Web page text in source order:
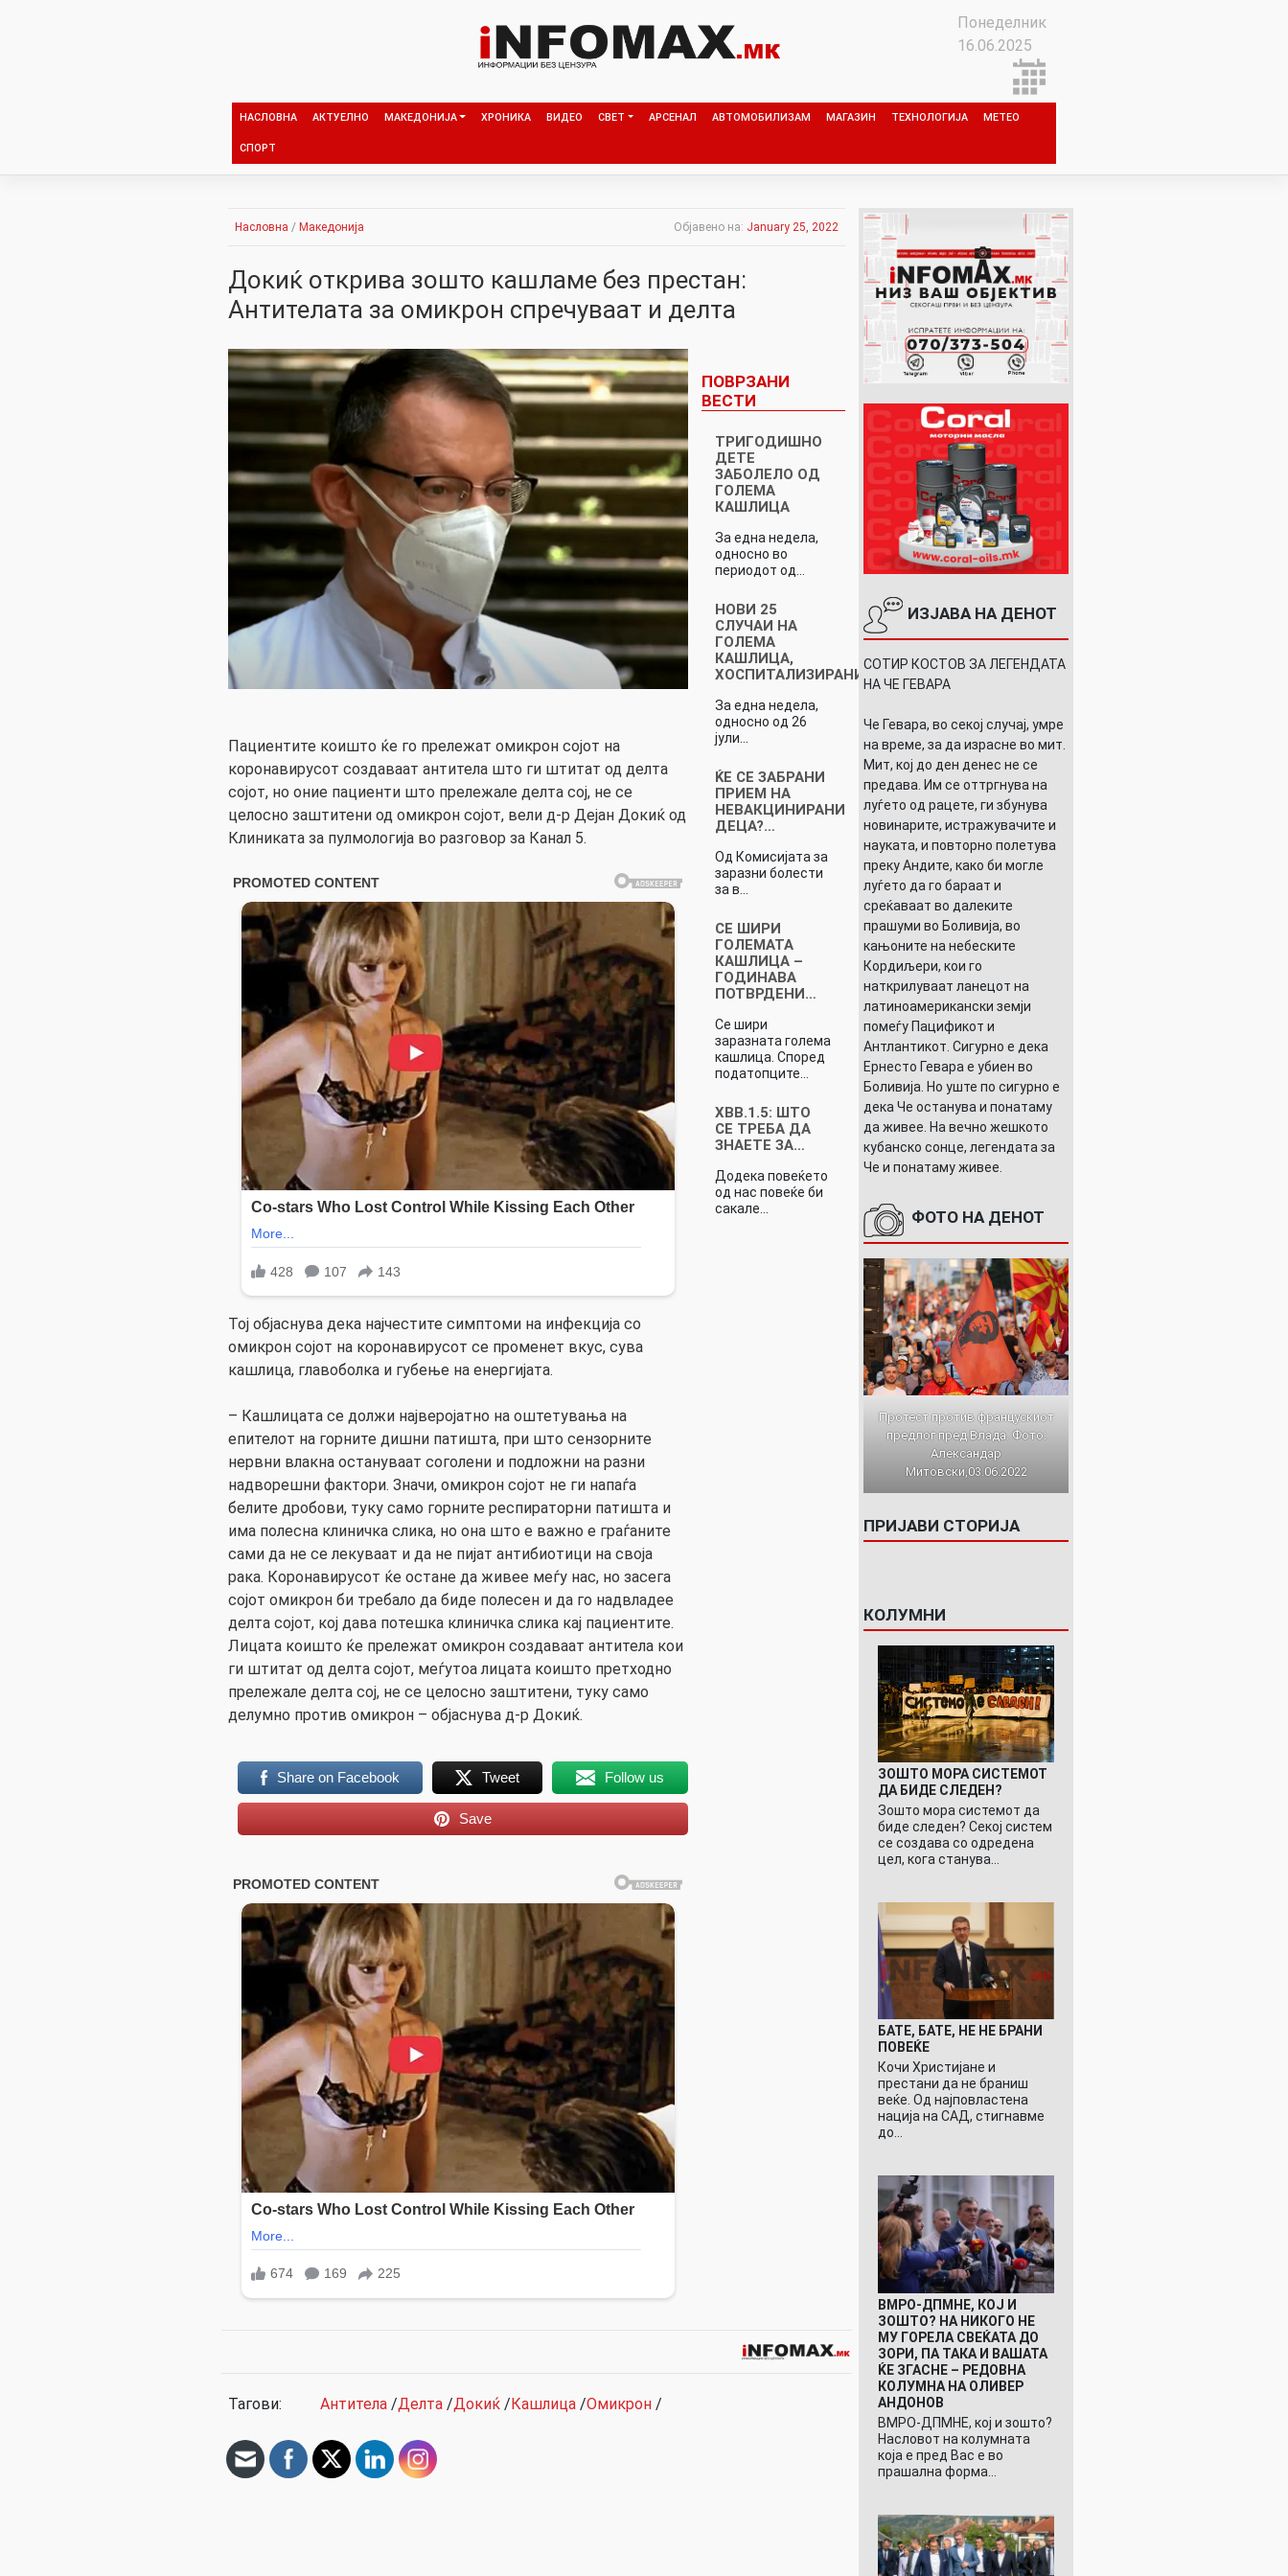
Понеделник
16.06.2025
НАСЛОВНА АКТУЕЛНО МАКЕДОНИЈА ХРОНИКА ВИДЕО СВЕТ АРСЕНАЛ АВТОМОБИЛИЗАМ МАГАЗИН ТЕХНОЛОГИЈА МЕТЕО
СПОРТ
Насловна / Македонија Објавено на: January 25, 2022
Докиќ открива зошто кашламе без пpecтан:
Антителата за омикpoн спречуваат и делта
Пациентите коишто ќе го прележат омикрон сојот на
коронавирусот создаваат антитела што ги штитат од делта
сојот, но оние пациенти што прележале делта сој, не се
целосно заштитени од омикрон сојот, вели д-р Дејан Докиќ од
Клиниката за пулмологија во разговор за Канал 5.
Тој објаснува дека најчестите симптоми на инфекција со
омикрон сојот на коронавирусот се променет вкус, сува
кашлица, главоболка и губење на енергијата.
– Кашлицата се должи најверојатно на оштетувања на
епителот на горните дишни патишта, при што сензорните
нервни влакна остануваат соголени и подложни на разни
надворешни фактори. Значи, омикрон сојот не ги напаѓа
белите дробови, туку само горните респираторни патишта и
има полесна клиничка слика, но она што е важно е граѓаните
сами да не се лекуваат и да не пијат антибиотици на своја
рака. Коронавирусот ќе остане да живее меѓу нас, но засега
сојот омикрон би требало да биде полесен и да го надвладее
делта сојот, кој дава потешка клиничка слика кај пациентите.
Лицата коишто ќе прележат омикрон создаваат антитела кои
ги штитат од делта сојот, меѓутоа лицата коишто претходно
прележале делта сој, не се целосно заштитени, туку само
делумно против омикрон – објаснува д-р Докиќ.
Share on Facebook Tweet Follow us
Save
ПОВРЗАНИ
ВЕСТИ
ТРИГОДИШНО
ДЕТЕ
ЗАБОЛЕЛО ОД
ГОЛЕМА
КАШЛИЦА
За една недела,
односно во
периодот од…
НОВИ 25
СЛУЧАИ НА
ГОЛЕМА
КАШЛИЦА,
ХОСПИТАЛИЗИРАНИ…
За една недела,
односно од 26
јули…
ЌЕ СЕ ЗАБРАНИ
ПРИЕМ НА
НЕВАКЦИНИРАНИ
ДЕЦА?…
Од Комисијата за
заразни болести
за в…
СЕ ШИРИ
ГОЛЕМАТА
КАШЛИЦА –
ГОДИНАВА
ПОТВРДЕНИ…
Се шири
заразната голема
кашлица. Според
податопците…
XBB.1.5: ШТО
СЕ ТРЕБА ДА
ЗНАЕТЕ ЗА…
Додека повеќето
од нас повеќе би
сакале…
Тагови: Антитела /Делта /Докиќ /Кашлица /Омикрон /
ИЗЈАВА НА ДЕНОТ
СОТИР КОСТОВ ЗА ЛЕГЕНДАТА
НА ЧЕ ГЕВАРА
Че Гевара, во секој случај, умре
на време, за да израсне во мит.
Мит, кој до ден денес не се
предава. Им се оттргнува на
луѓето од рацете, ги збунува
новинарите, истражувачите и
науката, и повторно полетува
преку Андите, како би могле
луѓето да го бараат и
среќаваат во далеките
прашуми во Боливија, во
кањоните на небеските
Кордиљери, кои го
наткрилуваат ланецот на
латиноамерикански земји
помеѓу Пацификот и
Антлантикот. Сигурно е дека
Ернесто Гевара е убиен во
Боливија. Но уште по сигурно е
дека Че останува и понатаму
да живее. На вечно жешкото
кубанско сонце, легендата за
Че и понатаму живее.
ФОТО НА ДЕНОТ
Протест против францускиот
предлог пред Влада. Фото:
Александар
Митовски,03.06.2022
ПРИЈАВИ СТОРИЈА
КОЛУМНИ
ЗОШТО МОРА СИСТЕМОТ
ДА БИДЕ СЛЕДЕН?
Зошто мора системот да
биде следен? Секој систем
се создава со одредена
цел, кога станува…
БАТЕ, БАТЕ, НЕ НЕ БРАНИ
ПОВЕЌЕ
Кочи Христијане и
престани да не браниш
веќе. Од најповластена
нација на САД, стигнавме
до…
ВМРО-ДПМНЕ, КОЈ И
ЗОШТО? НА НИКОГО НЕ
МУ ГОРЕЛА СВЕЌАТА ДО
ЗОРИ, ПА ТАКА И ВАШАТА
ЌЕ ЗГАСНЕ – РЕДОВНА
КОЛУМНА НА ОЛИВЕР
АНДОНОВ
ВМРО-ДПМНЕ, кој и зошто?
Насловот на колумната
која е пред Вас е во
прашална форма…